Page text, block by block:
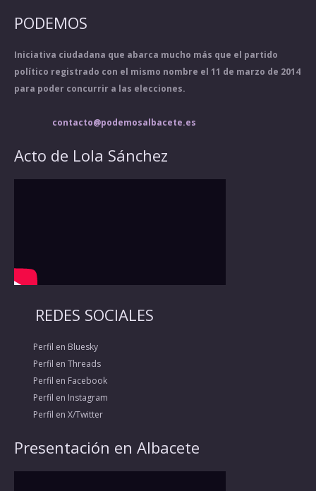
PODEMOS
Iniciativa ciudadana que abarca mucho más que el partido
político registrado con el mismo nombre el 11 de marzo de 2014
para poder concurrir a las elecciones.
contacto@podemosalbacete.es
Acto de Lola Sánchez
REDES SOCIALES
Perfil en Bluesky
Perfil en Threads
Perfil en Facebook
Perfil en Instagram
Perfil en X/Twitter
Presentación en Albacete